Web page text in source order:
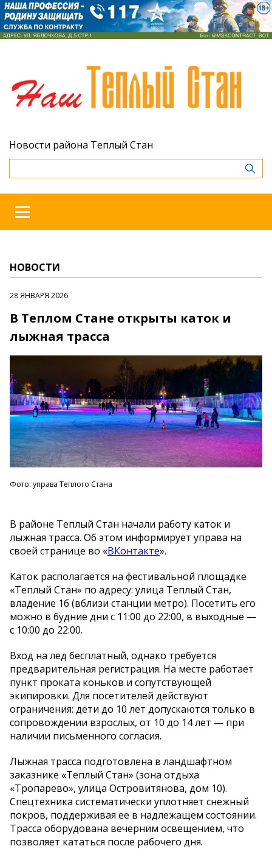
Новости района Теплый Стан
НОВОСТИ
28 ЯНВАРЯ 2026
В Теплом Стане открыты каток и
лыжная трасса
Фото: управа Теплого Стана
В районе Теплый Стан начали работу каток и
лыжная трасса. Об этом информирует управа на
своей странице во «ВКонтакте».
Каток располагается на фестивальной площадке
«Теплый Стан» по адресу: улица Теплый Стан,
владение 1б (вблизи станции метро). Посетить его
можно в будние дни с 11:00 до 22:00, в выходные —
с 10:00 до 22:00.
Вход на лед бесплатный, однако требуется
предварительная регистрация. На месте работает
пункт проката коньков и сопутствующей
экипировки. Для посетителей действуют
ограничения: дети до 10 лет допускаются только в
сопровождении взрослых, от 10 до 14 лет — при
наличии письменного согласия.
Лыжная трасса подготовлена в ландшафтном
заказнике «Теплый Стан» (зона отдыха
«Тропарево», улица Островитянова, дом 10).
Спецтехника систематически уплотняет снежный
покров, поддерживая ее в надлежащем состоянии.
Трасса оборудована вечерним освещением, что
позволяет кататься после рабочего дня.